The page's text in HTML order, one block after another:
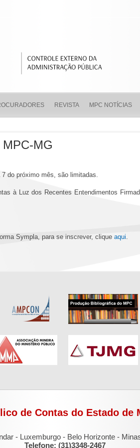
REVISTA MPC NOTÍCIAS
MG
do próximo mês, são limitadas.
à Luz dos Recentes Entendimentos
Sympla, para se inscrever, clique aqui.
de Contas do Estado de
- Luxemburgo - Belo Horizonte -
Telefone: (31)3348-2467